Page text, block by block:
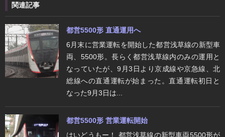
関連記事
都営5500形 直通運用へ
6月末に営業運転を開始した都営浅草線の新型車
両、5500形。長らく都営浅草線内のみの運用と
なっていたが、9月3日より京成線や京急線、北
総線への直通運転が始まった。直通運転初日と
なった9月3日は...
都営5500形 営業運転開始
はいどうもー！ 都営浅草線の新型車両5500形が